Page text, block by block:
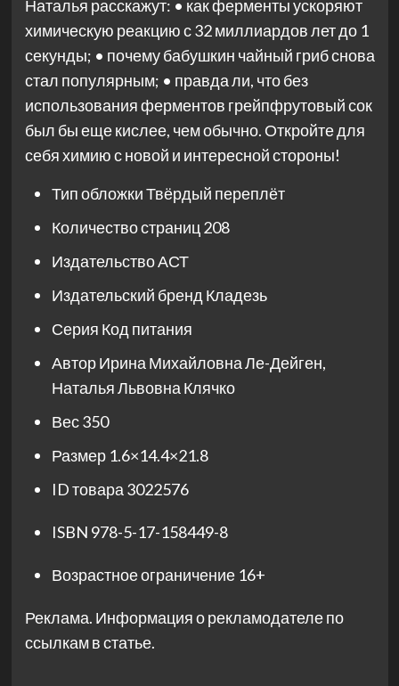
Наталья расскажут: • как ферменты ускоряют
химическую реакцию с 32 миллиардов лет до 1
секунды; • почему бабушкин чайный гриб снова
стал популярным; • правда ли, что без
использования ферментов грейпфрутовый сок
был бы еще кислее, чем обычно. Откройте для
себя химию с новой и интересной стороны!
Тип обложкиТвёрдый переплёт
Количество страниц208
ИздательствоАСТ
Издательский бренд Кладезь
Серия Код питания
АвторИрина Михайловна Ле-Дейген,
Наталья Львовна Клячко
Вес350
Размер 1.6×14.4×21.8
ID товара 3022576
ISBN 978-5-17-158449-8
Возрастное ограничение 16+
Реклама. Информация о рекламодателе по
ссылкам в статье.